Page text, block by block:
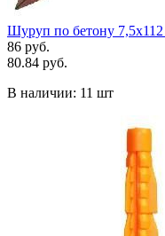
Шуруп по бетону
86 руб.
80.84 руб.
В наличии: 11 шт